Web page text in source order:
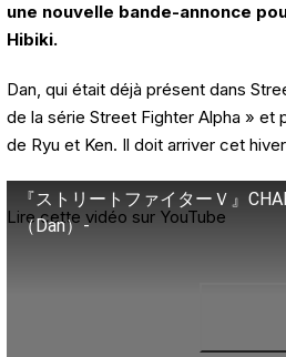
une nouvelle bande-annonce
Hibiki.
Dan, qui était déjà présent dans
de la série Street Fighter Alpha » et
de Ryu et Ken. Il doit arriver cet
『ストリートファイターＶ』
（Dan）-
Lire cette vidéo sur YouTube